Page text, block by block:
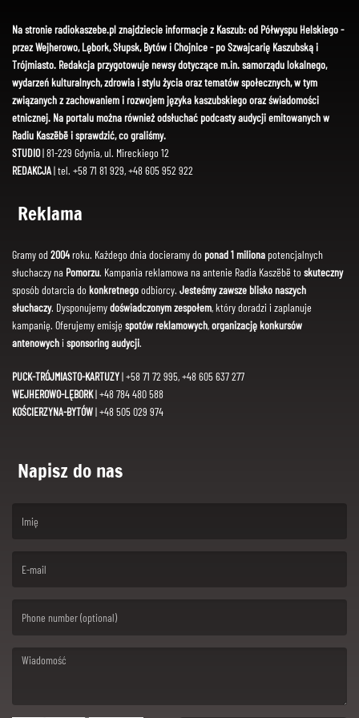
Na stronie radiokaszebe.pl znajdziecie informacje z Kaszub: od Półwyspu Helskiego -
przez Wejherowo, Lębork, Słupsk, Bytów i Chojnice - po Szwajcarię Kaszubską i
Trójmiasto. Redakcja przygotowuje newsy dotyczące m.in. samorządu lokalnego,
wydarzeń kulturalnych, zdrowia i stylu życia oraz tematów społecznych, w tym
związanych z zachowaniem i rozwojem języka kaszubskiego oraz świadomości
etnicznej. Na portalu można również odsłuchać podcasty audycji emitowanych w
Radiu Kaszëbë i sprawdzić, co graliśmy.
STUDIO| 81-229 Gdynia, ul. Mireckiego 12
REDAKCJA| tel. +58 71 81 929, +48 605 952 922
Reklama
Gramy od 2004roku. Każdego dnia docieramy do ponad 1 miliona potencjalnych
słuchaczy na Pomorzu. Kampania reklamowa na antenie Radia Kaszëbë toskuteczny
sposób dotarcia dokonkretnegoodbiorcy. Jesteśmy zawsze blisko naszych
słuchaczy. Dysponujemydoświadczonym zespołem, który doradzi i zaplanuje
kampanię. Oferujemy emisję spotów reklamowych,organizację konkursów
antenowychi sponsoring audycji.
PUCK-TRÓJMIASTO-KARTUZY| +58 71 72 995, +48 605 637 277
WEJHEROWO-LĘBORK| +48 784 480 588
KOŚCIERZYNA-BYTÓW| +48 505 029 974
Napisz do nas